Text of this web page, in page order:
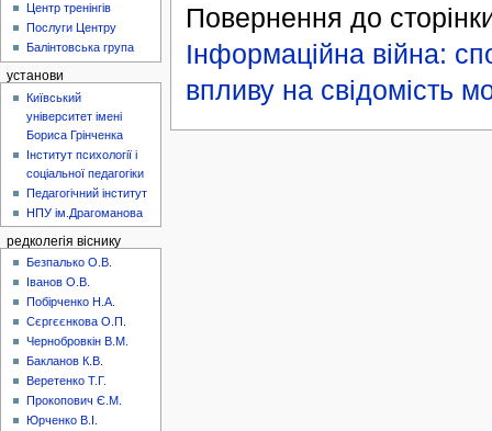
Повернення до
Інформаційна війна:
впливу на свідомість
Центр тренінгів
Послуги Центру
Балінтовська група
установи
Київський
університет імені
Бориса Грінченка
Інститут психології і
соціальної педагогіки
Педагогічний інститут
НПУ ім.Драгоманова
редколегія віснику
Безпалько О.В.
Іванов О.В.
Побірченко Н.А.
Сєргєєнкова О.П.
Чернобровкін В.М.
Бакланов К.В.
Веретенко Т.Г.
Прокопович Є.М.
Юрченко В.І.